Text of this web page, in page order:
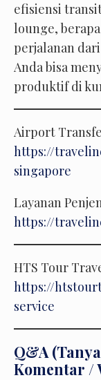
efisiensi
lounge,
perjalanan
Anda bisa
produktif di
Airport
https://
singapore
Layanan
https://
HTS Tour
https://
service
Q&A
Komentar /